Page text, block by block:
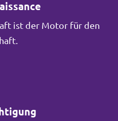
ist der Motor für den